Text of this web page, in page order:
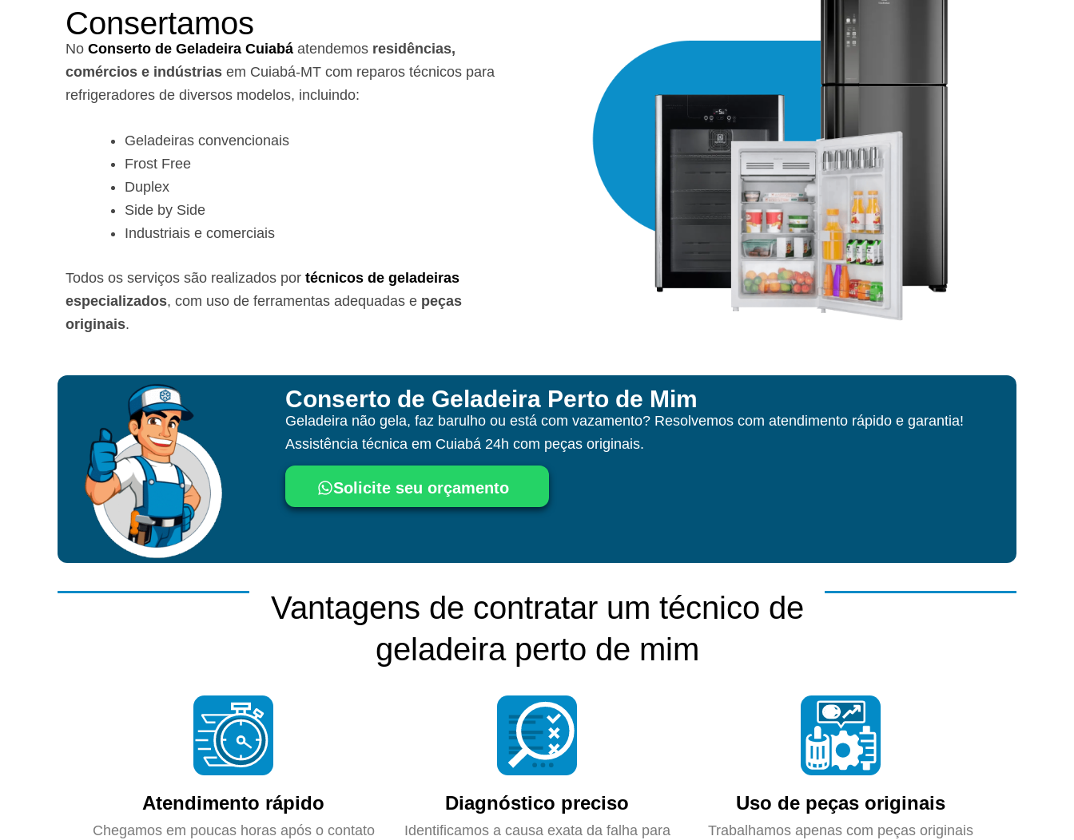
Consertamos
No Conserto de Geladeira Cuiabá atendemos residências,
comércios e indústrias em Cuiabá-MT com reparos técnicos para
refrigeradores de diversos modelos, incluindo:
Geladeiras convencionais
Frost Free
Duplex
Side by Side
Industriais e comerciais
Todos os serviços são realizados por técnicos de geladeiras
especializados, com uso de ferramentas adequadas e peças
originais.
Conserto de Geladeira Perto de Mim
Geladeira não gela, faz barulho ou está com vazamento? Resolvemos com atendimento rápido e garantia!
Assistência técnica em Cuiabá 24h com peças originais.
Solicite seu orçamento
Vantagens de contratar um técnico de
geladeira perto de mim
Atendimento rápido
Chegamos em poucas horas após o contato
Diagnóstico preciso
Identificamos a causa exata da falha para
Uso de peças originais
Trabalhamos apenas com peças originais